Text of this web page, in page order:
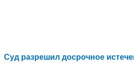
Суд разрешил досрочное